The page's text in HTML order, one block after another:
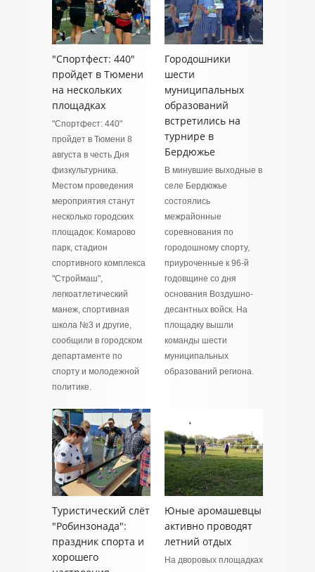
"Спортфест: 440"
пройдет в Тюмени
на нескольких
площадках
"Спортфест: 440"
пройдет в Тюмени 8
августа в честь Дня
физкультурника.
Местом проведения
мероприятия станут
несколько городских
площадок: Комарово
парк, стадион
спортивного комплекса
"Строймаш",
легкоатлетический
манеж, спортивная
школа №3 и другие,
сообщили в городском
департаменте по
спорту и молодежной
политике.
Городошники
шести
муниципальных
образований
встретились на
турнире в
Бердюжье
В минувшие выходные в
селе Бердюжье
состоялись
межрайонные
соревнования по
городошному спорту,
приуроченные к 96-й
годовщине со дня
основания Воздушно-
десантных войск. На
площадку вышли
команды шести
муниципальных
образований региона.
Туристический слёт
"Робинзонада":
праздник спорта и
хорошего
Юные аромашевцы
активно проводят
летний отдых
На дворовых площадках